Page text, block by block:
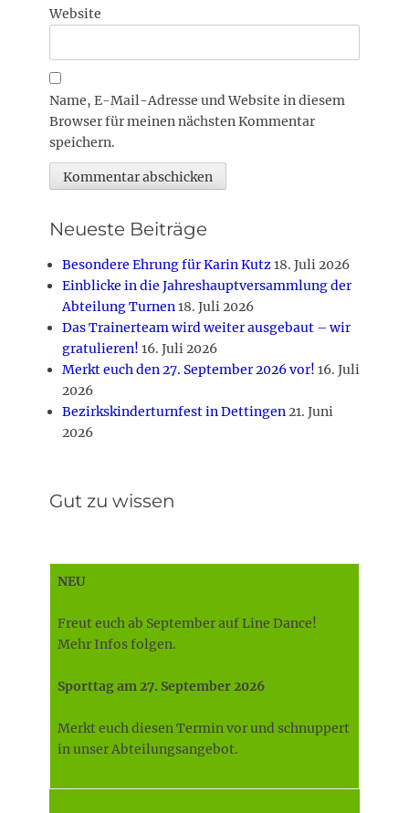
Website
Name, E-Mail-Adresse und Website in diesem
Browser für meinen nächsten Kommentar
speichern.
Neueste Beiträge
Besondere Ehrung für Karin Kutz18. Juli 2026
Einblicke in die Jahreshauptversammlung der
Abteilung Turnen18. Juli 2026
Das Trainerteam wird weiter ausgebaut – wir
gratulieren! 16. Juli 2026
Merkt euch den 27. September 2026 vor! 16. Juli
2026
Bezirkskinderturnfest in Dettingen21. Juni
2026
Gut zu wissen
NEU
Freut euch ab September auf Line Dance!
Mehr Infos folgen.
Sporttag am 27. September 2026
Merkt euch diesen Termin vor und schnuppert
in unser Abteilungsangebot.